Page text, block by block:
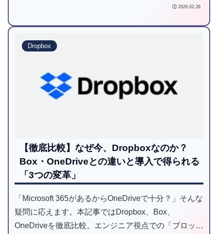
す。100TB超の移行実績を持つSCSKが、失敗しない
2026.02.26
Dropbox
【徹底比較】なぜ今、Dropboxなのか？
Box・OneDriveとの違いと導入で得られる
「3つの変革」
「Microsoft 365があるからOneDriveで十分？」そんな
疑問に応えます。本記事ではDropbox、Box、
OneDriveを徹底比較。エンジニア視点での「ブロック